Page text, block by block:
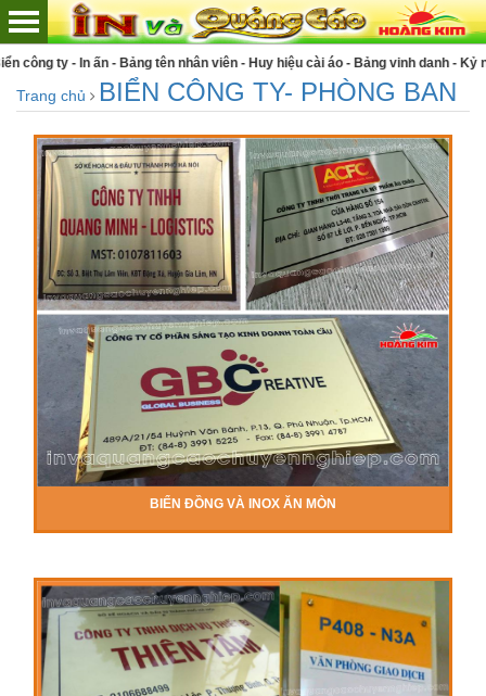
- Bảng tên nhân viên - Huy hiệu cài áo - Bảng vinh danh - Kỷ niệm
Trang chủ BIỂN CÔNG TY- PHÒNG BAN
BIỂN ĐỒNG VÀ INOX ĂN MÒN